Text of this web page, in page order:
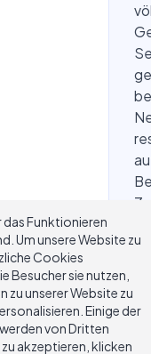
Funktionieren
Um unsere Website zu
Cookies
Besucher sie nutzen,
zu unserer Website zu
Einige der
von Dritten
akzeptieren, klicken